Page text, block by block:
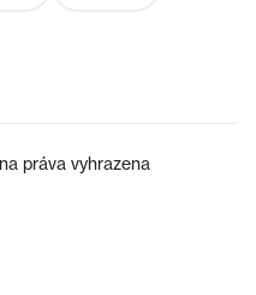
práva vyhrazena